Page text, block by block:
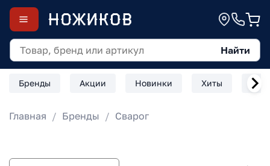
Найти
Бренды Акции Новинки Хиты
Главная Бренды Сварог